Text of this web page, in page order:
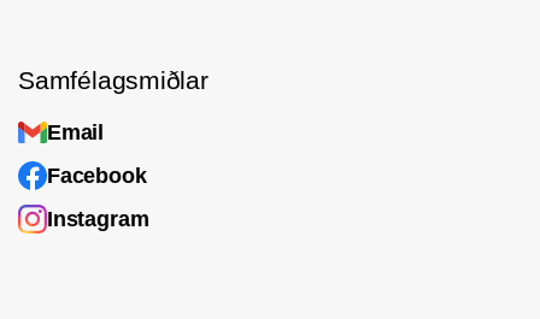
Samfélagsmiðlar
Email
Facebook
Instagram